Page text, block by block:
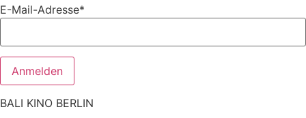
E-Mail-Adresse*
BALI KINO BERLIN